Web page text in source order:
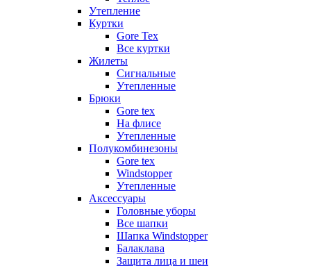
Утепление
Куртки
Gore Tex
Все куртки
Жилеты
Сигнальные
Утепленные
Брюки
Gore tex
На флисе
Утепленные
Полукомбинезоны
Gore tex
Windstopper
Утепленные
Аксессуары
Головные уборы
Все шапки
Шапка Windstopper
Балаклава
Защита лица и шеи